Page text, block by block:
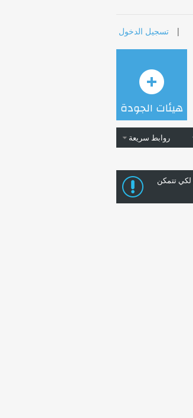
| تسجيل الدخول
روابط سريعة
هيئات الجودة
لكي تتمكن